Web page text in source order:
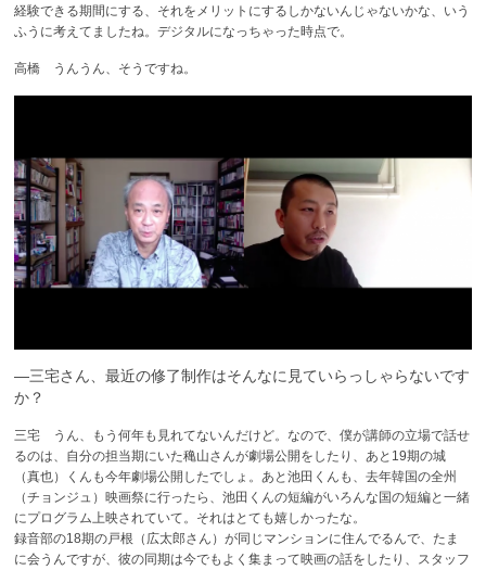
経験できる期間にする、それをメリットにするしかないんじゃないかな、いう
ふうに考えてましたね。デジタルになっちゃった時点で。
高橋 うんうん、そうですね。
—三宅さん、最近の修了制作はそんなに見ていらっしゃらないです
か？
三宅 うん、もう何年も見れてないんだけど。なので、僕が講師の立場で話せ
るのは、自分の担当期にいた穐山さんが劇場公開をしたり、あと19期の城
（真也）くんも今年劇場公開したでしょ。あと池田くんも、去年韓国の全州
（チョンジュ）映画祭に行ったら、池田くんの短編がいろんな国の短編と一緒
にプログラム上映されていて。それはとても嬉しかったな。
録音部の18期の戸根（広太郎さん）が同じマンションに住んでるんで、たま
に会うんですが、彼の同期は今でもよく集まって映画の話をしたり、スタッフ